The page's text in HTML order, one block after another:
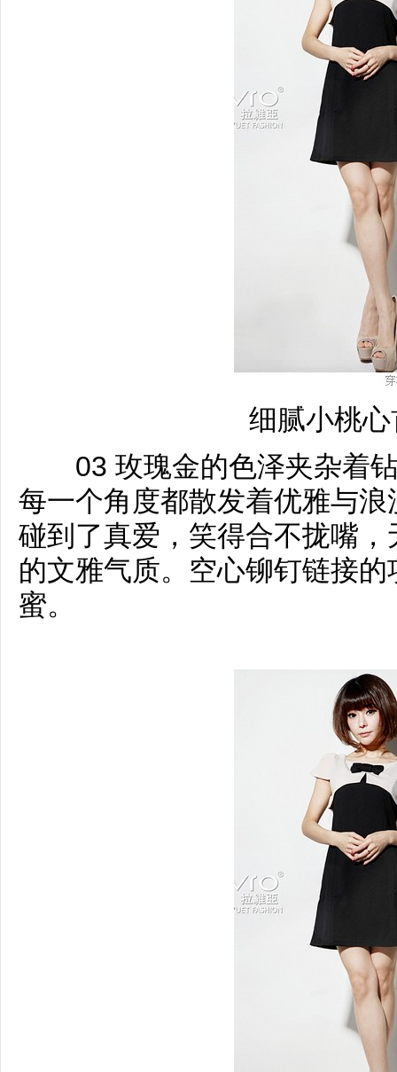
细腻小桃
03 玫瑰金的色泽夹杂着钻
每一个角度都散发着优雅与
碰到了真爱，笑得合不拢嘴
的文雅气质。空心铆钉链接
蜜。